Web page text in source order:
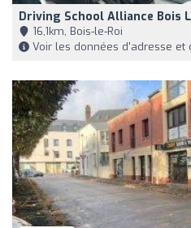
Driving School Alliance Bois
16,1km, Bois-le-Roi
Voir les données d'adresse et